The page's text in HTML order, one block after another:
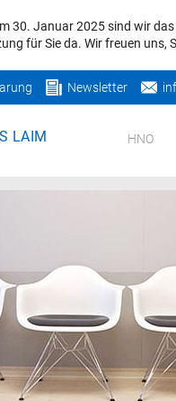
30. Januar 2025 sind wir
für Sie da. Wir freuen
Newsletter
LAIM HNO